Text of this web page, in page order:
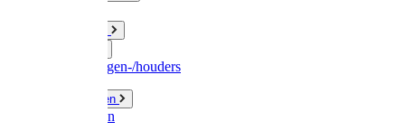
Slangenwagen-/houders
Olie / Vetten
Chemicalien